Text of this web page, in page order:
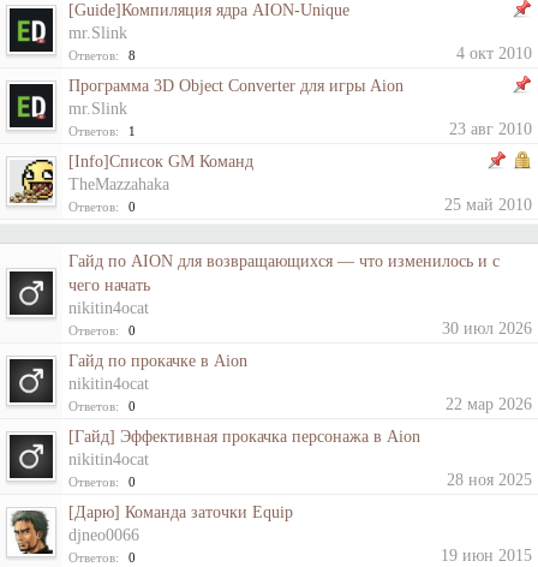
[Guide]Компиляция ядра AION-Unique
mr.Slink
Ответов: 8
4 окт 2010
Программа 3D Object Converter для игры Aion
mr.Slink
Ответов: 1
23 авг 2010
[Info]Список GM Команд
TheMazzahaka
Ответов: 0 25 май 2010
Гайд по AION для возвращающихся — что изменилось и с
чего начать
nikitin4ocat
Ответов: 0
30 июл 2026
Гайд по прокачке в Aion
nikitin4ocat
Ответов: 0
22 мар 2026
[Гайд] Эффективная прокачка персонажа в Aion
nikitin4ocat
Ответов: 0
28 ноя 2025
[Дарю] Команда заточки Equip
djneo0066
Ответов: 0
19 июн 2015